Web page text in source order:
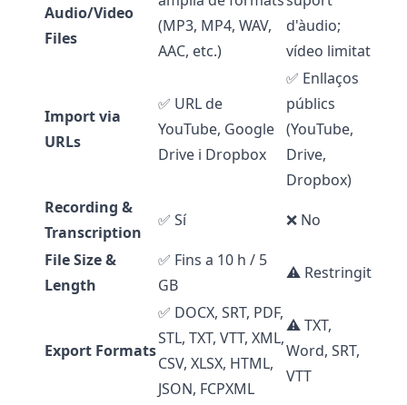
Audio/Video
Files
(MP3, MP4, WAV,
AAC, etc.)
d'àudio;
vídeo limitat
Import via
URLs
✅ URL de
YouTube, Google
Drive i Dropbox
✅ Enllaços
públics
(YouTube,
Drive,
Dropbox)
Recording &
Transcription
✅ Sí
❌ No
File Size &
Length
✅ Fins a 10 h / 5
GB
⚠️ Restringit
Export Formats
✅ DOCX, SRT, PDF,
STL, TXT, VTT, XML,
CSV, XLSX, HTML,
JSON, FCPXML
⚠️ TXT,
Word, SRT,
VTT